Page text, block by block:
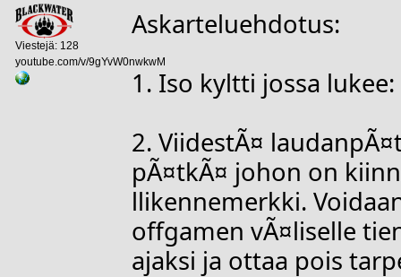
Viestejä: 128
youtube.com/v/9gYvW0nwkwM
Askarteluehdotus:
1. Iso kyltti jossa lukee:
2. ViidestÃ¤
pÃ¤tkÃ¤ johon on
llikennemerkki.
offgamen vÃ¤liselle
ajaksi ja ottaa pois